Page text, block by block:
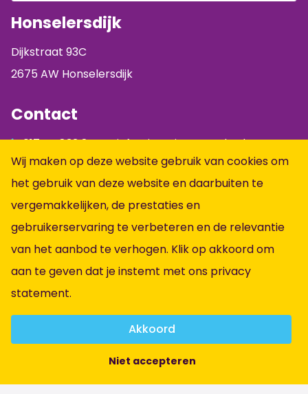
Honselersdijk
Dijkstraat 93C
2675 AW Honselersdijk
Contact
0174 - 833 844
info@jumpintopeople.nl
Facebook
Instagram
LinkedIn
Informatie
Alle vacatures
Vacatures per vakgebied
Contact
Algemene voorwaarden
Privacybeleid
Wij maken op deze website gebruik van cookies om
het gebruik van deze website en daarbuiten te
vergemakkelijken, de prestaties en
gebruikerservaring te verbeteren en de relevantie
van het aanbod te verhogen. Klik op akkoord om
aan te geven dat je instemt met ons privacy
statement.
Akkoord
Niet accepteren